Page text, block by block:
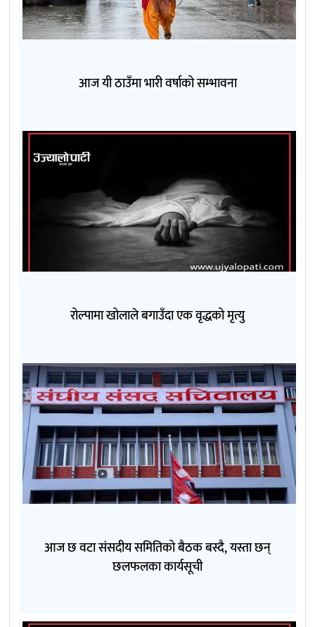
आज यी ठाउँमा भारी वर्षाको सम्भावना
रोल्पामा खोलाले बगाउँदा एक वृद्धको मृत्यु
आज छ वटा संसदीय समितिको बैठक बस्दै, यस्ता छन्
छलफलका कार्यसूची